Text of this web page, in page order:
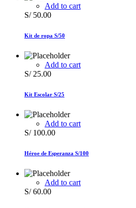
Add to cart
S/50.00
Kit de ropa S/50
Add to cart
S/25.00
Kit Escolar S/25
Add to cart
S/100.00
Héroe de Esperanza S/100
Add to cart
S/60.00